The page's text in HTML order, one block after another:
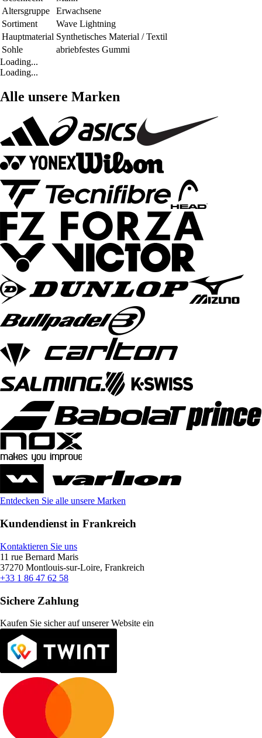
Altersgruppe
Erwachsene
Sortiment
Wave Lightning
Hauptmaterial Synthetisches Material / Textil
Sohle
abriebfestes Gummi
Loading...
Loading...
Alle unsere Marken
Entdecken Sie alle unsere Marken
Kundendienst in Frankreich
Kontaktieren Sie uns
11 rue Bernard Maris
37270 Montlouis-sur-Loire, Frankreich
+33 1 86 47 62 58
Sichere Zahlung
Kaufen Sie sicher auf unserer Website ein